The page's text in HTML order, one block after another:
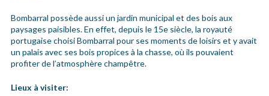
Bombarral possède aussi un jardin municipal et des bois aux
paysages paisibles. En effet, depuis le 15e siècle, la royauté
portugaise choisi Bombarral pour ses moments de loisirs et y avait
un palais avec ses bois propices à la chasse, où ils pouvaient
profiter de l’atmosphère champêtre.
Lieux à visiter: